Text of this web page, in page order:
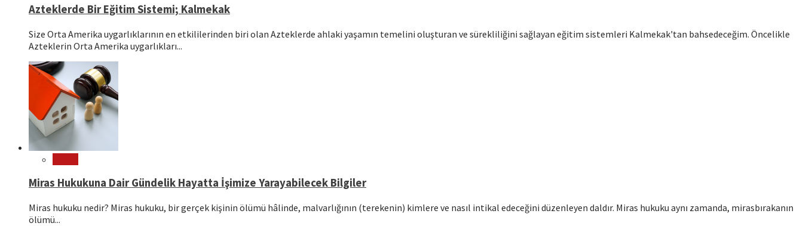
Azteklerde Bir Eğitim Sistemi; Kalmekak
Size Orta Amerika uygarlıklarının en etkililerinden biri olan Azteklerde ahlaki yaşamın temelini oluşturan ve sürekliliğini sağlayan eğitim sistemleri Kalmekak'tan bahsedeceğim. Öncelikle
Azteklerin Orta Amerika uygarlıkları...
Miras Hukukuna Dair Gündelik Hayatta İşimize Yarayabilecek Bilgiler
Miras hukuku nedir? Miras hukuku, bir gerçek kişinin ölümü hâlinde, malvarlığının (terekenin) kimlere ve nasıl intikal edeceğini düzenleyen daldır. Miras hukuku aynı zamanda, mirasbırakanın
ölümü...